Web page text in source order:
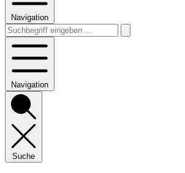
Navigation
Navigation
Suche